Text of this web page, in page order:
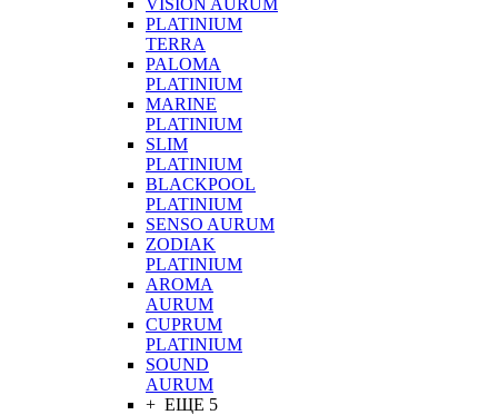
VISION AURUM
PLATINIUM
TERRA
PALOMA
PLATINIUM
MARINE
PLATINIUM
SLIM
PLATINIUM
BLACKPOOL
PLATINIUM
SENSO AURUM
ZODIAK
PLATINIUM
AROMA
AURUM
CUPRUM
PLATINIUM
SOUND
AURUM
+ ЕЩЕ 5